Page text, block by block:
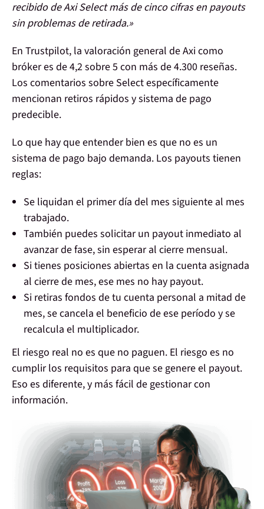
recibido de Axi Select más de cinco cifras en payouts
sin problemas de retirada.»
En Trustpilot, la valoración general de Axi como
bróker es de4,2 sobre 5 con más de 4.300 reseñas.
Los comentarios sobre Select específicamente
mencionan retiros rápidos y sistema de pago
predecible.
Lo que hay que entender bien es que no es un
sistema de pago bajo demanda. Los payouts tienen
reglas:
Se liquidan el primer día del mes siguiente al mes
trabajado.
También puedes solicitar un payout inmediato al
avanzar de fase, sin esperar al cierre mensual.
Si tienes posiciones abiertas en la cuenta asignada
al cierre de mes, ese mes no hay payout.
Si retiras fondos de tu cuenta personal a mitad de
mes, se cancela el beneficio de ese período y se
recalcula el multiplicador.
El riesgo real no es que no paguen. El riesgo es no
cumplir los requisitos para que se genere el payout.
Eso es diferente, y más fácil de gestionar con
información.